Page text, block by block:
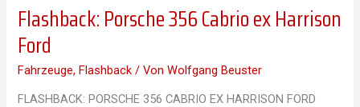
Flashback: Porsche 356 Cabrio ex Harrison
Ford
Fahrzeuge,Flashback / VonWolfgang Beuster
FLASHBACK: PORSCHE 356 CABRIO EX HARRISON FORD